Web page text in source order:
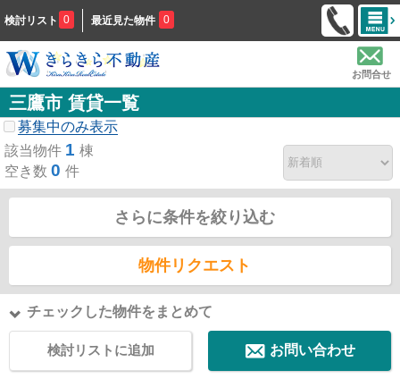
検討リスト 0 最近見た物件 0
お問合せ
三鷹市 賃貸一覧
募集中のみ表示
該当物件 1 棟
空き数 0 件
さらに条件を絞り込む
物件リクエスト
チェックした物件をまとめて
検討リストに追加 お問い合わせ